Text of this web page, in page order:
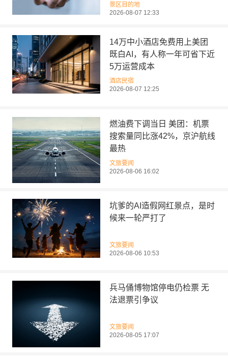
景区目的地
2026-08-07 12:33
14万中小酒店免费用上美团
既白AI，有人称一年可省下近
5万运营成本
酒店民宿
2026-08-07 12:25
燃油费下调当日 美团：机票
搜索量同比涨42%，京沪航线
最热
文旅要闻
2026-08-06 16:02
坑爹的AI造假网红景点，是时
候来一轮严打了
文旅要闻
2026-08-06 10:53
兵马俑博物馆停电仍检票 无
法退票引争议
文旅要闻
2026-08-05 17:07